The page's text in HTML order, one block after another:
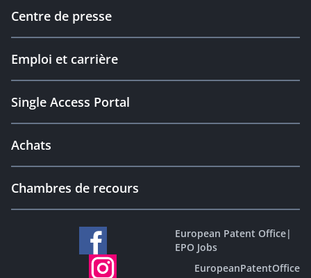
Centre de presse
Emploi et carrière
Single Access Portal
Achats
Chambres de recours
European Patent Office|
EPO Jobs
EuropeanPatentOffice